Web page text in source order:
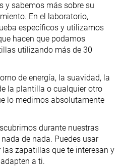
y sabemos más sobre su
En el laboratorio,
específicos y utilizamos
hacen que podamos
utilizando más de 30
de energía, la suavidad, la
la plantilla o cualquier otro
lo medimos absolutamente
durante nuestras
de nada. Puedes usar
zapatillas que te interesan y
a ti.